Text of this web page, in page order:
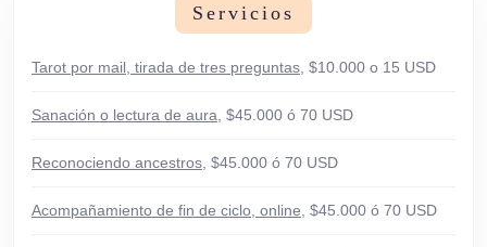
Servicios
Tarot por mail, tirada de tres preguntas , $10.000 o 15 USD
Sanación o lectura de aura , $45.000 ó 70 USD
Reconociendo ancestros , $45.000 ó 70 USD
Acompañamiento de fin de ciclo, online , $45.000 ó 70 USD